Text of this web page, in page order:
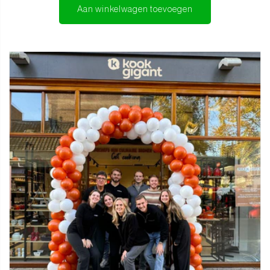
Comfortabel en stijlvol werken
Alle messen zijn uitgerust met een Epoxy Sapphire handvat, een
is uniek in kleur en structuur, waardoor geen twee messen
identiek zijn. De ergonomische vorm en perfecte balans zorgen
voor comfortabel en veilig snijden, zelfs tijdens lange kooksessies.
De krop biedt extra controle en veiligheid dankzij de duidelijke
scheiding tussen handvat en lemmet.
Specificaties
Koksmes 20 cm – Veelzijdig en krachtig voor dagelijks gebruik
Broodmes 20 cm – Kartelmes voor harde en zachte producten
Nakiri mes 18 cm – Voor nauwkeurig groentesnijden
Kleine Santoku 14 cm – Compact, snel en zeer wendbaar
Schilmes 9 cm – Voor detailwerk, schillen en fijne snedes
Aan winkelwagen toevoegen